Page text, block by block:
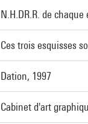
N.H.DR.R. de
Ces trois esquisses
Dation, 1997
Cabinet d'art